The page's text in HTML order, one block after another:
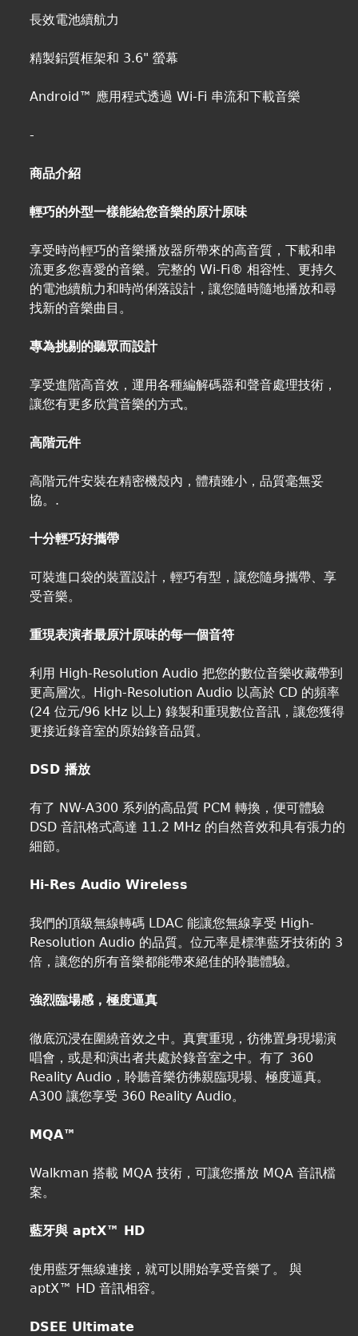
長效電池續航力
精製鋁質框架和 3.6" 螢幕
Android™ 應用程式透過 Wi-Fi 串流和下載音樂
-
商品介紹
輕巧的外型一樣能給您音樂的原汁原味
享受時尚輕巧的音樂播放器所帶來的高音質，下載和串
流更多您喜愛的音樂。完整的 Wi-Fi® 相容性、更持久
的電池續航力和時尚俐落設計，讓您隨時隨地播放和尋
找新的音樂曲目。
專為挑剔的聽眾而設計
享受進階高音效，運用各種編解碼器和聲音處理技術，
讓您有更多欣賞音樂的方式。
高階元件
高階元件安裝在精密機殼內，體積雖小，品質毫無妥
協。.
十分輕巧好攜帶
可裝進口袋的裝置設計，輕巧有型，讓您隨身攜帶、享
受音樂。
重現表演者最原汁原味的每一個音符
利用 High-Resolution Audio 把您的數位音樂收藏帶到
更高層次。High-Resolution Audio 以高於 CD 的頻率
(24 位元/96 kHz 以上) 錄製和重現數位音訊，讓您獲得
更接近錄音室的原始錄音品質。
DSD 播放
有了 NW-A300 系列的高品質 PCM 轉換，便可體驗
DSD 音訊格式高達 11.2 MHz 的自然音效和具有張力的
細節。
Hi-Res Audio Wireless
我們的頂級無線轉碼 LDAC 能讓您無線享受 High-
Resolution Audio 的品質。位元率是標準藍牙技術的 3
倍，讓您的所有音樂都能帶來絕佳的聆聽體驗。
強烈臨場感，極度逼真
徹底沉浸在圍繞音效之中。真實重現，彷彿置身現場演
唱會，或是和演出者共處於錄音室之中。有了 360
Reality Audio，聆聽音樂彷彿親臨現場、極度逼真。
A300 讓您享受 360 Reality Audio。
MQA™
Walkman 搭載 MQA 技術，可讓您播放 MQA 音訊檔
案。
藍牙與 aptX™ HD
使用藍牙無線連接，就可以開始享受音樂了。 與
aptX™ HD 音訊相容。
DSEE Ultimate